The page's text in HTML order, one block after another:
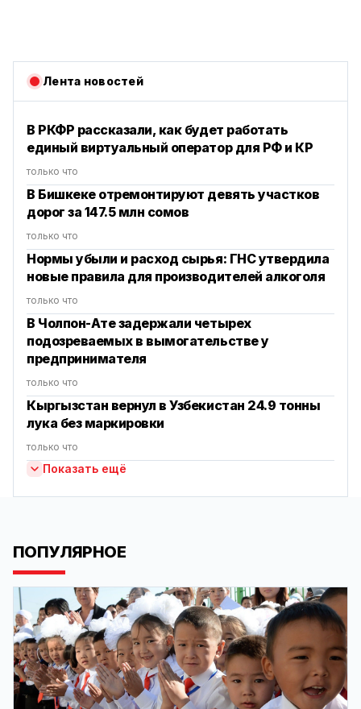
Лента новостей
В РКФР рассказали, как будет работать
единый виртуальный оператор для РФ и КР
только что
В Бишкеке отремонтируют девять участков
дорог за 147.5 млн сомов
только что
Нормы убыли и расход сырья: ГНС утвердила
новые правила для производителей алкоголя
только что
В Чолпон-Ате задержали четырех
подозреваемых в вымогательстве у
предпринимателя
только что
Кыргызстан вернул в Узбекистан 24.9 тонны
лука без маркировки
только что
Показать ещё
ПОПУЛЯРНОЕ